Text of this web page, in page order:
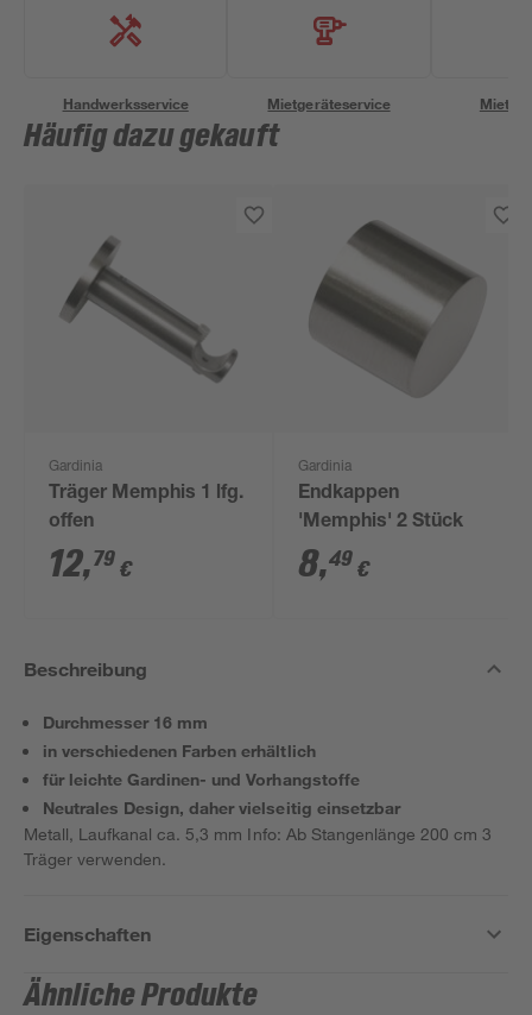
Handwerksservice Mietgeräteservice
Häufig dazu gekauft
Gardinia
Träger Memphis 1 lfg.
offen
12,79 €
Gardinia
Endkappen
'Memphis' 2 Stück
8,49 €
Beschreibung
Durchmesser 16 mm
in verschiedenen Farben erhältlich
für leichte Gardinen- und Vorhangstoffe
Neutrales Design, daher vielseitig einsetzbar
Metall, Laufkanal ca. 5,3 mm Info: Ab Stangenlänge 200 cm 3
Träger verwenden.
Eigenschaften
Ähnliche Produkte